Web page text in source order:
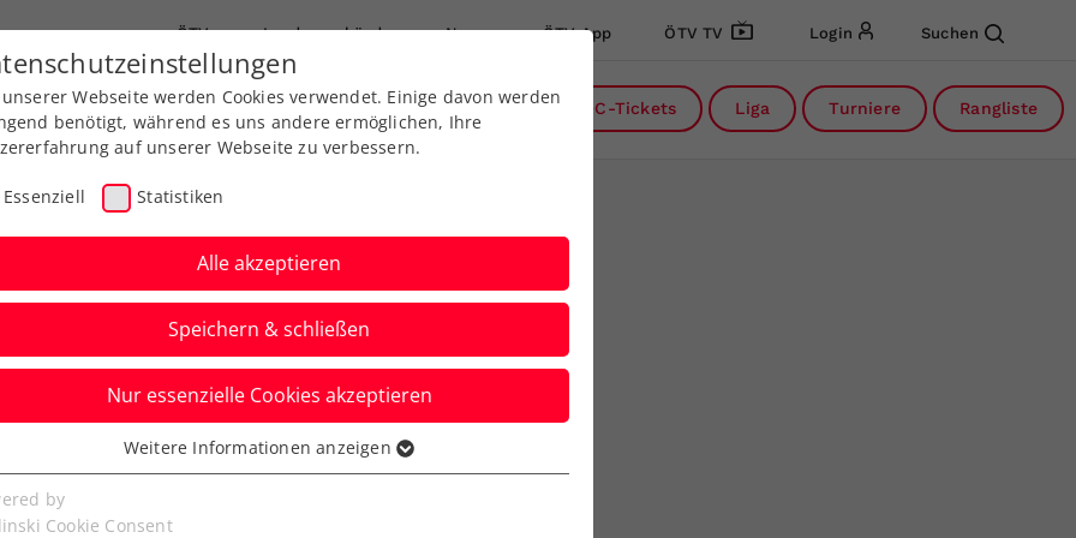
ÖTV Landesverbände News ÖTV App ÖTV TV Login Suchen
Ausbildung Services Über uns DC-Tickets Liga Turniere Rangliste
Bratislava:
von der Nummer 1
Webseite werden Cookies verwendet. Einige davon werden
benötigt, während es uns andere ermöglichen, Ihre
auf unserer Webseite zu verbessern.
Essenziell Statistiken
Alle akzeptieren
Speichern & schließen
Nur essenzielle Cookies akzeptieren
Cookies werden für grundlegende Funktionen der
benötigt. Dadurch ist gewährleistet, dass die Webseite
Weitere Informationen anzeigen
by
Cookie Consent